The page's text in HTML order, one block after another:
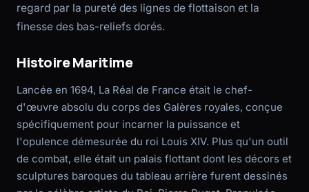
regard par la pureté des lignes de flottaison et la
finesse des bas-reliefs dorés.
Histoire Maritime
Lancée en 1694, La Réal de France était le chef-
d'œuvre absolu du corps des Galères royales, conçue
spécifiquement pour incarner la puissance et
l'opulence démesurée du roi Louis XIV. Plus qu'un outil
de combat, elle était un palais flottant dont les décors et
sculptures baroques du tableau arrière furent dessinés